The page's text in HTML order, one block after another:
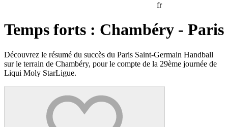
fr
Temps forts : Chambéry - Paris
Découvrez le résumé du succès du Paris Saint-Germain Handball
sur le terrain de Chambéry, pour le compte de la 29ème journée de
Liqui Moly StarLigue.